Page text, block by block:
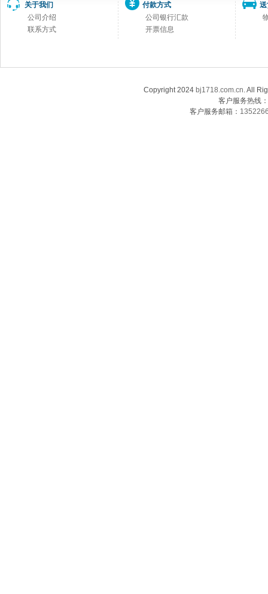
关于我们
公司介绍
联系方式
付款方式
公司银行汇款
开票信息
Copyright 2024 bj1718.com.cn. All
客户服务热线
客户服务邮箱：